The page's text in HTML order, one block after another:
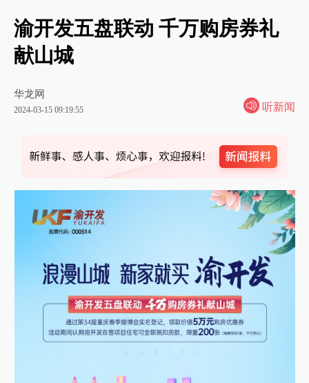
渝开发五盘联动 千万购房券礼
献山城
华龙网
2024-03-15 09:19:55 听新闻